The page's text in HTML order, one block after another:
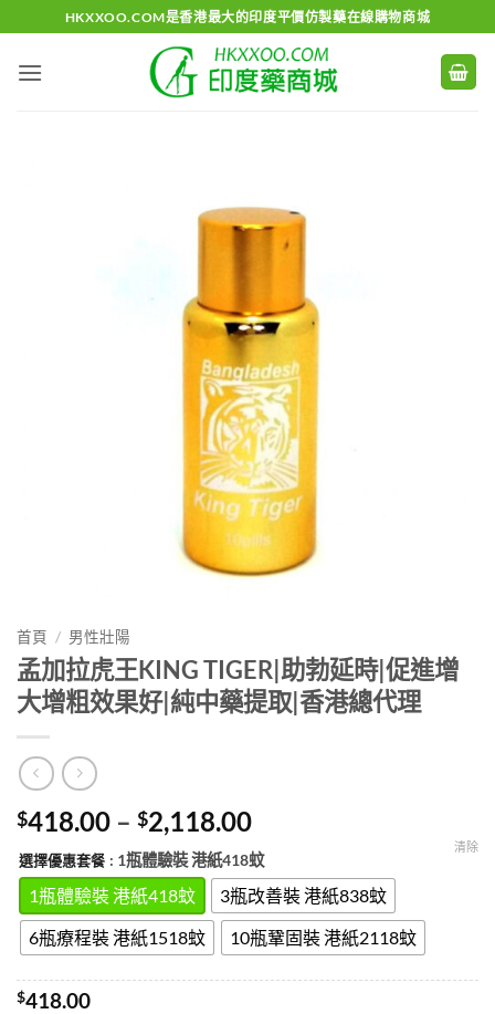
to
content
HKXXOO.COM是香港最大的印度平價仿製藥在線購物商城
首頁 / 男性壯陽
孟加拉虎王KING TIGER|助勃延時|促進增
大增粗效果好|純中藥提取|香港總代理
$418.00 – $2,118.00Price
range:
$418.00
through
$2,118.00
選擇優惠套餐 : 1瓶體驗裝 港紙418蚊
1瓶體驗裝 港紙418蚊
3瓶改善裝 港紙838蚊
6瓶療程裝 港紙1518蚊
10瓶鞏固裝 港紙2118蚊
清除
$418.00